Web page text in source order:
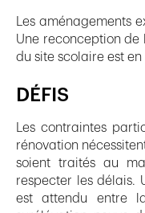
Les aménagements
Une reconception de
du site scolaire est
DÉFIS
Les contraintes
rénovation
soient traités au
respecter les délais.
est attendu entre